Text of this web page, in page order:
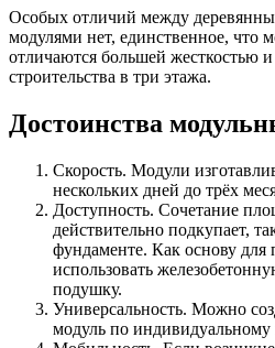
Особых отличий между
модулями нет, единственное, что
отличаются большей жесткостью и
строительства в три этажа.
Достоинства
Скорость. Модули
нескольких дней до трёх
Доступность. Сочетание
действительно подкупает,
фундаменте. Как основу
использовать
подушку.
Универсальность. Можно
модуль по индивидуальному